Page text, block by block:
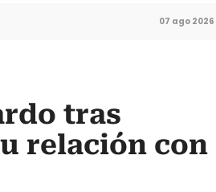
07 ago 2026
tras
relación con